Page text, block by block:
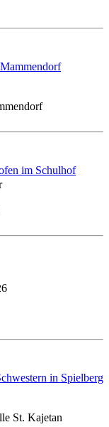
im Schulhof
in Spielberg
St. Kajetan